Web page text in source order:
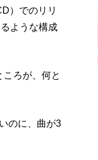
）でのリリ
ような構成
ろが、何と
のに、曲が3